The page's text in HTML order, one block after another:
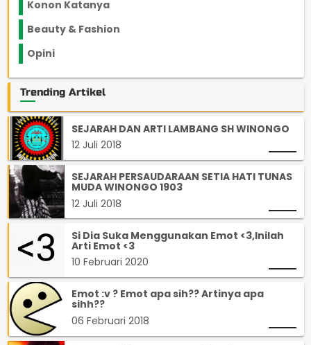
Konon Katanya
Beauty & Fashion
Opini
Trending Artikel
SEJARAH DAN ARTI LAMBANG SH WINONGO
12 Juli 2018
SEJARAH PERSAUDARAAN SETIA HATI TUNAS
MUDA WINONGO 1903
12 Juli 2018
Si Dia Suka Menggunakan Emot <3,Inilah
Arti Emot <3
10 Februari 2020
Emot :v ? Emot apa sih?? Artinya apa
sihh??
06 Februari 2018